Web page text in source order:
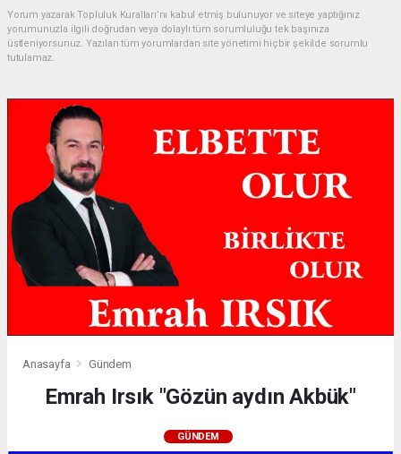
Yorum yazarak Topluluk Kuralları’nı kabul etmiş bulunuyor ve siteye yaptığınız
yorumunuzla ilgili doğrudan veya dolaylı tüm sorumluluğu tek başınıza
üstleniyorsunuz. Yazılan tüm yorumlardan site yönetimi hiçbir şekilde sorumlu
tutulamaz.
Anasayfa Gündem
Emrah Irsık "Gözün aydın Akbük"
GÜNDEM